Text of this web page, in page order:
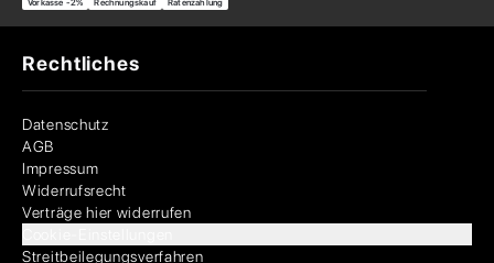
Rechtliches
Datenschutz
AGB
Impressum
Widerrufsrecht
Verträge hier widerrufen
Streitbeilegungsverfahren